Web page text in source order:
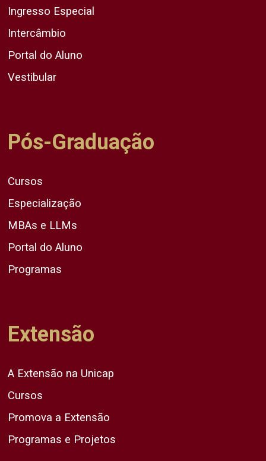
Ingresso Especial
Intercâmbio
Portal do Aluno
Vestibular
Pós-Graduação
Cursos
Especialização
MBAs e LLMs
Portal do Aluno
Programas
Extensão
A Extensão na Unicap
Cursos
Promova a Extensão
Programas e Projetos